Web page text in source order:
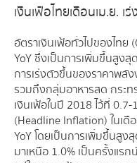
เงินเฟ้อไทยเดือนเม.ย.
อัตราเงินเฟ้อทั่วไปของไทย
YoY ซึ่งเป็นการเพิ่มขึ้นสูง
การเร่งตัวขึ้นของราคาพลั
รวมถึงกลุ่มอาหารสด กระ
เงินเฟ้อในปี 2018 ไว้ที่ 0.7-
(Headline Inflation) ในเ
YoY โดยเป็นการเพิ่มขึ้นสูง
มาเหนือ 1.0% เป็นครั้งแร